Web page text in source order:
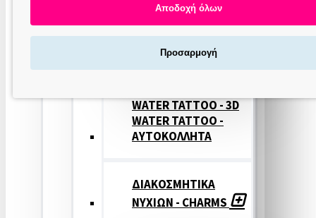
ΣΦΡΑΓΙΔΕΣ
ΝΥΧΙΩΝ
WATER TATTOO - 3D
WATER TATTOO -
ΑΥΤΟΚΟΛΛΗΤΑ
ΔΙΑΚΟΣΜΗΤΙΚΑ
ΝΥΧΙΩΝ - CHARMS
Αποδοχή όλων
Προσαρμογή